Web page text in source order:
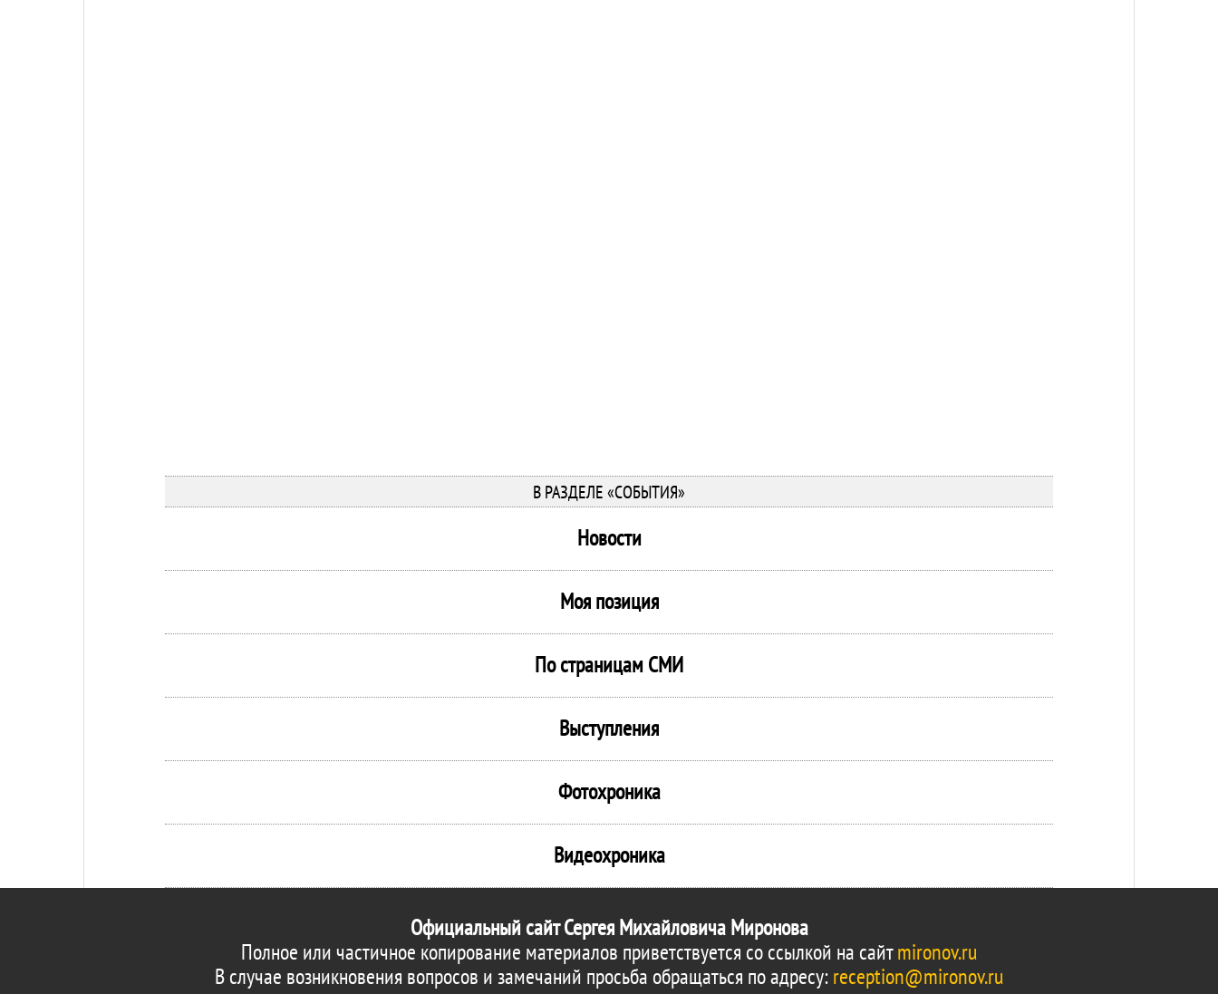
В РАЗДЕЛЕ «СОБЫТИЯ»
Новости
Моя позиция
По страницам СМИ
Выступления
Фотохроника
Видеохроника
Официальный сайт Сергея Михайловича Миронова
Полное или частичное копирование материалов приветствуется со ссылкой на сайтmironov.ru
В случае возникновения вопросов и замечаний просьба обращаться по адресу:reception@mironov.ru